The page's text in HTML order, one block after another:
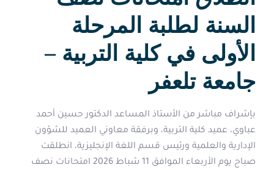
السنة لطلبة المرحلة
الأولى في كلية التربية –
جامعة تلعفر
‏بإشراف مباشر من الأستاذ المساعد الدكتور حسين أحمد
عباوي، عميد كلية التربية، وبرفقة معاوني العميد للشؤون
الإدارية والعلمية ورئيس قسم اللغة الإنجليزية، انطلقت
صباح يوم الأربعاء الموافق 11 شباط 2026 امتحانات نصف